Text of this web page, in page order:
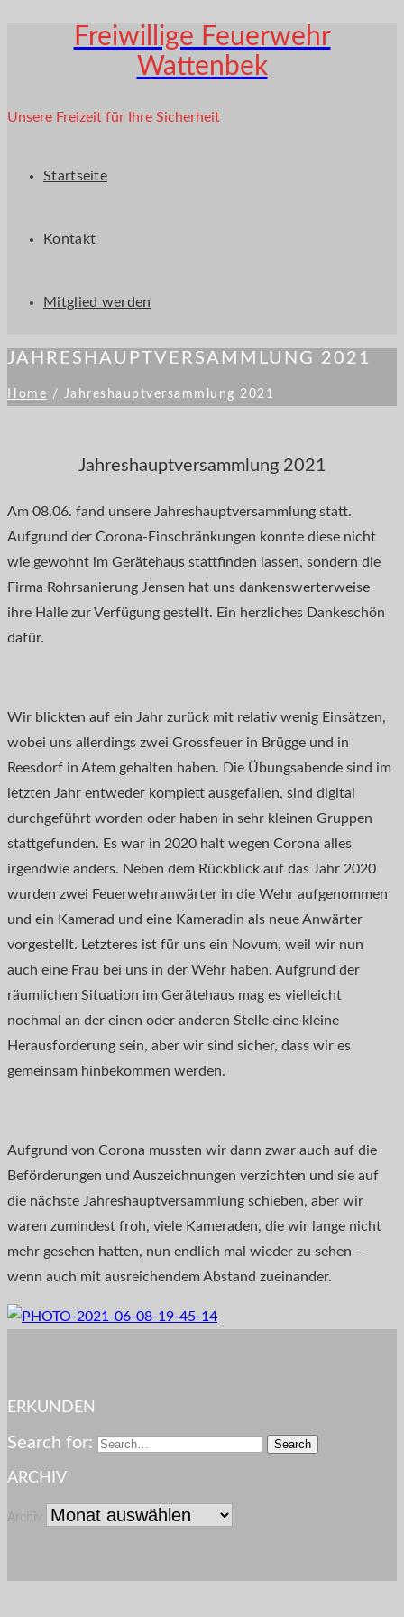
Freiwillige Feuerwehr
Wattenbek
Unsere Freizeit für Ihre Sicherheit
Startseite
Kontakt
Mitglied werden
JAHRESHAUPTVERSAMMLUNG 2021
Home / Jahreshauptversammlung 2021
Jahreshauptversammlung 2021
Am 08.06. fand unsere Jahreshauptversammlung statt.
Aufgrund der Corona-Einschränkungen konnte diese nicht
wie gewohnt im Gerätehaus stattfinden lassen, sondern die
Firma Rohrsanierung Jensen hat uns dankenswerterweise
ihre Halle zur Verfügung gestellt. Ein herzliches Dankeschön
dafür.
Wir blickten auf ein Jahr zurück mit relativ wenig Einsätzen,
wobei uns allerdings zwei Grossfeuer in Brügge und in
Reesdorf in Atem gehalten haben. Die Übungsabende sind im
letzten Jahr entweder komplett ausgefallen, sind digital
durchgeführt worden oder haben in sehr kleinen Gruppen
stattgefunden. Es war in 2020 halt wegen Corona alles
irgendwie anders. Neben dem Rückblick auf das Jahr 2020
wurden zwei Feuerwehranwärter in die Wehr aufgenommen
und ein Kamerad und eine Kameradin als neue Anwärter
vorgestellt. Letzteres ist für uns ein Novum, weil wir nun
auch eine Frau bei uns in der Wehr haben. Aufgrund der
räumlichen Situation im Gerätehaus mag es vielleicht
nochmal an der einen oder anderen Stelle eine kleine
Herausforderung sein, aber wir sind sicher, dass wir es
gemeinsam hinbekommen werden.
Aufgrund von Corona mussten wir dann zwar auch auf die
Beförderungen und Auszeichnungen verzichten und sie auf
die nächste Jahreshauptversammlung schieben, aber wir
waren zumindest froh, viele Kameraden, die wir lange nicht
mehr gesehen hatten, nun endlich mal wieder zu sehen –
wenn auch mit ausreichendem Abstand zueinander.
ERKUNDEN
Search for:
ARCHIV